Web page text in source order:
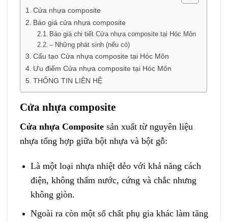
Cửa nhựa composite
Báo giá cửa nhựa composite
Báo giá chi tiết Cửa nhựa composite tại Hóc Môn
– Những phát sinh (nếu có)
Cấu tạo Cửa nhựa composite tại Hóc Môn
Ưu điểm Cửa nhựa composite tại Hóc Môn
THÔNG TIN LIÊN HỆ
Cửa nhựa composite
Cửa nhựa Composite sản xuất từ nguyên liệu
nhựa tổng hợp giữa bột nhựa và bột gỗ:
Là một loại nhựa nhiệt dẻo với khả năng cách
điện, không thấm nước, cứng và chắc nhưng
không giòn.
Ngoài ra còn một số chất phụ gia khác làm tăng